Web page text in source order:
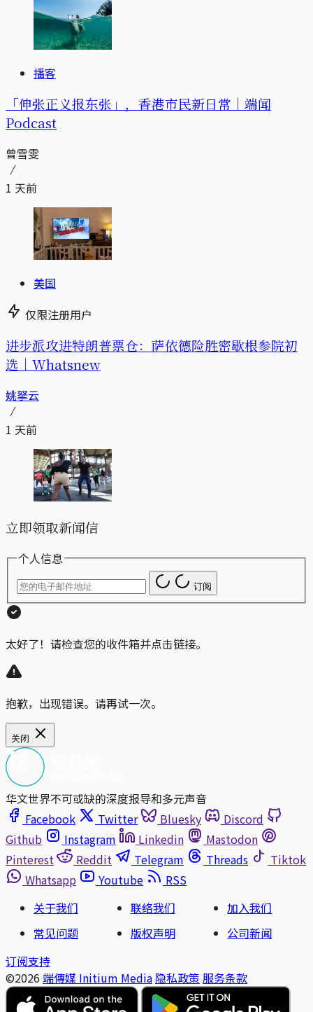
播客
「伸张正义报东张」，香港市民新日常｜端闻
Podcast
曾雪雯
1 天前
美国
仅限注册用户
进步派攻进特朗普票仓：萨依德险胜密歇根参院初
选｜Whatsnew
姚拏云
1 天前
立即领取新闻信
个人信息
订阅
太好了！请检查您的收件箱并点击链接。
抱歉，出现错误。请再试一次。
关闭
华文世界不可或缺的深度报导和多元声音
Facebook
Twitter Bluesky
Discord
Github
Instagram Linkedin
Mastodon
Pinterest
Reddit Telegram Threads
Tiktok
Whatsapp
Youtube
RSS
关于我们
联络我们
加入我们
常见问题
版权声明
公司新闻
订阅支持
©2026 端傳媒 Initium Media 隐私政策 服务条款